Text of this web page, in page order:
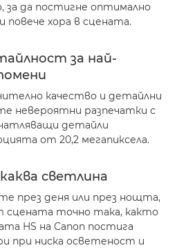
за да постигне оптимално
повече хора в сцената.
за най-
качество и детайлни
невероятни разпечатки с
детайли
от 20,2 мегапиксела.
светлина
през деня или през нощта,
сцената точно така, както
HS на Canon постига
при ниска осветеност и